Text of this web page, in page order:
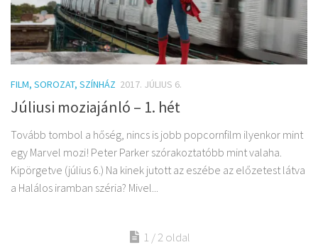
FILM, SOROZAT, SZÍNHÁZ 2017. JÚLIUS 6.
Júliusi moziajánló – 1. hét
Tovább tombol a hőség, nincs is jobb popcornfilm ilyenkor mint
egy Marvel mozi! Peter Parker szórakoztatóbb mint valaha.
Kipörgetve (július 6.) Na kinek jutott az eszébe az előzetest látva
a Halálos iramban széria? Mivel...
1 / 2 oldal